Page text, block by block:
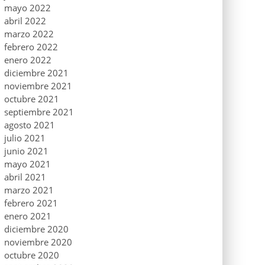
mayo 2022
abril 2022
marzo 2022
febrero 2022
enero 2022
diciembre 2021
noviembre 2021
octubre 2021
septiembre 2021
agosto 2021
julio 2021
junio 2021
mayo 2021
abril 2021
marzo 2021
febrero 2021
enero 2021
diciembre 2020
noviembre 2020
octubre 2020